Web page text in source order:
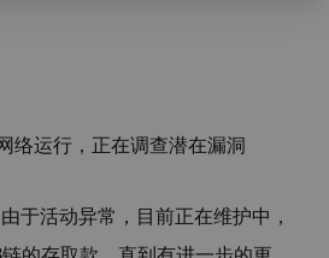
络运行，正在调查潜在漏洞
于活动异常，目前正在维护中，